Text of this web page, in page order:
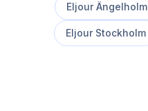
Eljour Ängelholm
Eljour Stockholm